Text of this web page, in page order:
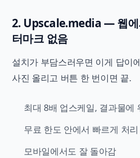
2. Upscale.media — 웹에
터마크 없음
설치가 부담스러우면 이게 답이
사진 올리고 버튼 한 번이면 끝.
최대 8배 업스케일, 결과물에
무료 한도 안에서 빠르게 처리
모바일에서도 잘 돌아감